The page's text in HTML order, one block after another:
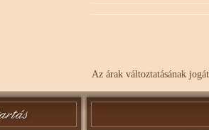
Az árak változtatásának